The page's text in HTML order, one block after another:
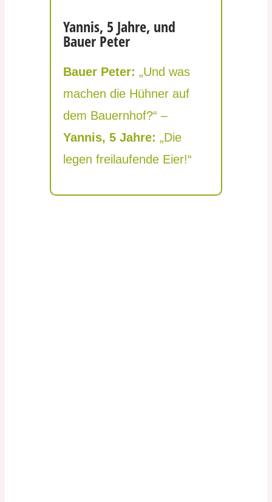
Yannis, 5 Jahre, und
Bauer Peter
Bauer Peter: „Und was
machen die Hühner auf
dem Bauernhof?“ –
Yannis, 5 Jahre: „Die
legen freilaufende Eier!“